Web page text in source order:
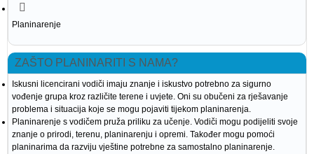
Planinarenje
ZAŠTO PLANINARITI S NAMA?
Iskusni licencirani vodiči imaju znanje i iskustvo potrebno za sigurno
vođenje grupa kroz različite terene i uvjete. Oni su obučeni za rješavanje
problema i situacija koje se mogu pojaviti tijekom planinarenja.
Planinarenje s vodičem pruža priliku za učenje. Vodiči mogu podijeliti svoje
znanje o prirodi, terenu, planinarenju i opremi. Također mogu pomoći
planinarima da razviju vještine potrebne za samostalno planinarenje.